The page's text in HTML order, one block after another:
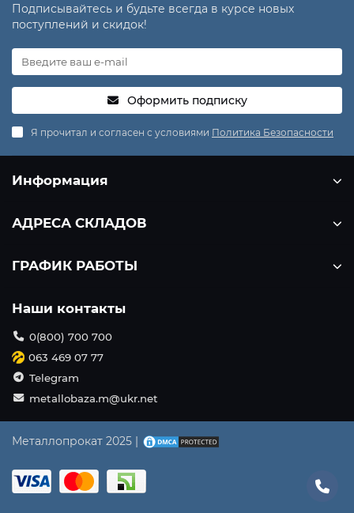
Подписывайтесь и будьте всегда в курсе новых
поступлений и скидок!
Оформить подписку
Я прочитал и согласен с условиями Политика Безопасности
Информация
АДРЕСА СКЛАДОВ
ГРАФИК РАБОТЫ
Наши контакты
0(800) 700 700
063 469 07 77
Telegram
metallobaza.m@ukr.net
Металлопрокат 2025 |